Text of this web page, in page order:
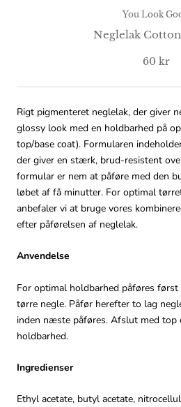
You Look
Neglelak
60 kr
Rigt pigmenteret neglelak, der giver
glossy look med en holdbarhed på
top/base coat). Formularen
der giver en stærk, brud-resistent
formular er nem at påføre med den
løbet af få minutter. For optimal
anbefaler vi at bruge vores
efter påførelsen af neglelak.
Anvendelse
For optimal holdbarhed påføres først
tørre negle. Påfør herefter to lag
inden næste påføres. Afslut med top
holdbarhed.
Ingredienser
Ethyl acetate, butyl acetate,